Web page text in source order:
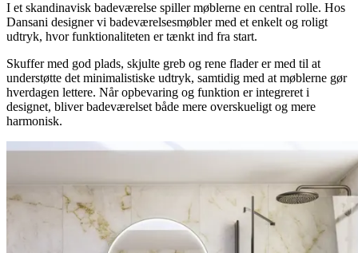
I et skandinavisk badeværelse spiller møblerne en central rolle. Hos
Dansani designer vi badeværelsesmøbler med et enkelt og roligt
udtryk, hvor funktionaliteten er tænkt ind fra start.
Skuffer med god plads, skjulte greb og rene flader er med til at
understøtte det minimalistiske udtryk, samtidig med at møblerne gør
hverdagen lettere. Når opbevaring og funktion er integreret i
designet, bliver badeværelset både mere overskueligt og mere
harmonisk.